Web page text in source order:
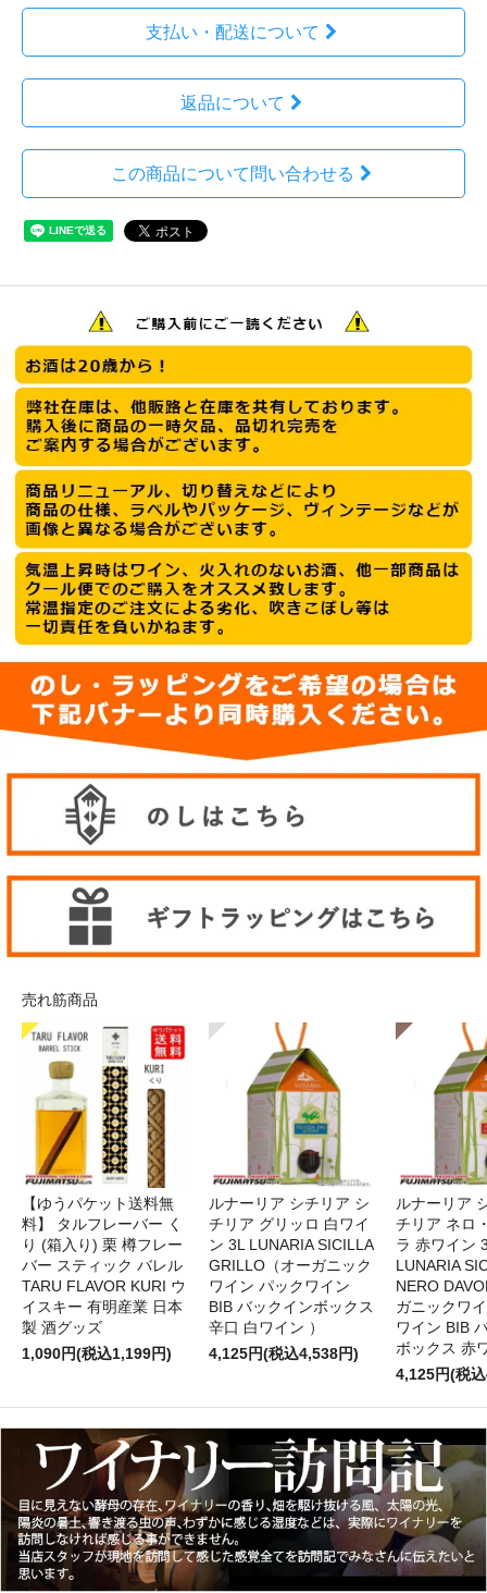
支払い・配送について
返品について
この商品について問い合わせる
売れ筋商品
【ゆうパケット送料無
料】 タルフレーバー く
り (箱入り) 栗 樽フレー
バー スティック バレル
TARU FLAVOR KURI ウ
イスキー 有明産業 日本
製 酒グッズ
1,090円(税込1,199円)
ルナーリア シチリア シ
チリア グリッロ 白ワイ
ン 3L LUNARIA SICILLA
GRILLO（オーガニック
ワイン パックワイン
BIB バックインボックス
辛口 白ワイン ）
4,125円(税込4,538円)
ルナーリア
チリア ネロ
ラ 赤ワイ
LUNARIA
NERO
ガニックワ
ワイン BIB
ボックス 赤
4,125円(税